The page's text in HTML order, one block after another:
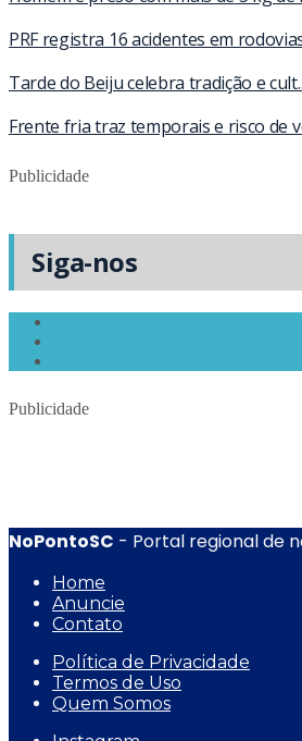
PRF registra 16 acidentes em
Tarde do Beiju celebra tradição e
Frente fria traz temporais e risco de
Publicidade
Siga-nos
Publicidade
NoPontoSC - Portal regional de
Home
Anuncie
Contato
Política de Privacidade
Termos de Uso
Quem Somos